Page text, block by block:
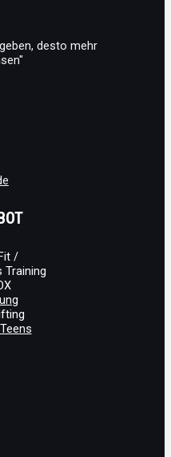
desto mehr
/
Training